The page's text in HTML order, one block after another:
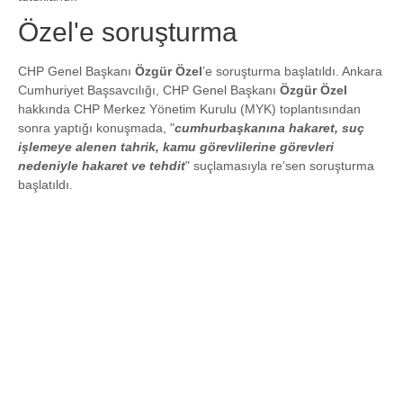
Özel'e soruşturma
CHP Genel Başkanı Özgür Özel’e soruşturma başlatıldı. Ankara
Cumhuriyet Başsavcılığı, CHP Genel Başkanı Özgür Özel
hakkında CHP Merkez Yönetim Kurulu (MYK) toplantısından
sonra yaptığı konuşmada, "cumhurbaşkanına hakaret, suç
işlemeye alenen tahrik, kamu görevlilerine görevleri
nedeniyle hakaret ve tehdit" suçlamasıyla re’sen soruşturma
başlatıldı.